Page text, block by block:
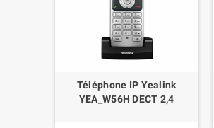
Téléphone IP Yealink
YEA_W56H DECT 2,4